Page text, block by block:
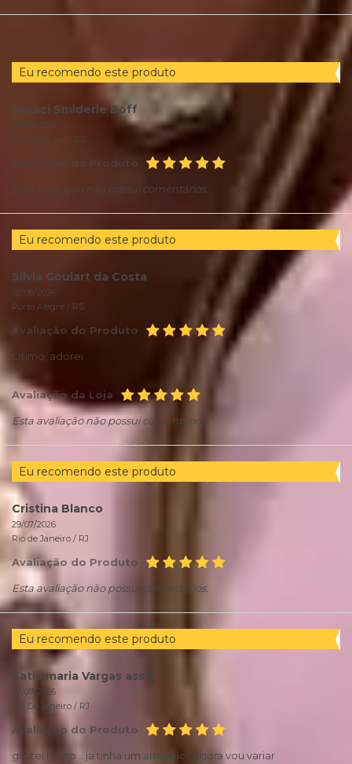
Eu recomendo este produto
Doraci Smiderle Boff
09/08/2026
Caxias do Sul / RS
Avaliação do Produto
Esta avaliação não possui comentários.
Eu recomendo este produto
Silvia Goulart da Costa
02/08/2026
Porto Alegre / RS
Avaliação do Produto
Otimo, adorei
Avaliação da Loja
Esta avaliação não possui comentários.
Eu recomendo este produto
Cristina Blanco
29/07/2026
Rio de Janeiro / RJ
Avaliação do Produto
Esta avaliação não possui comentários.
Eu recomendo este produto
Katia maria Vargas assis
27/07/2026
Rio De Janeiro / RJ
Avaliação do Produto
gostei muito ...ja tinha um amarelo...agora vou variar